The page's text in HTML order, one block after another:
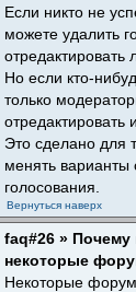
Если никто не
можете удалить
отредактировать
Но если кто-
только
отредактировать
Это сделано для
менять варианты
голосования.
Вернуться наверх
faq#26 » Почему
некоторые
Некоторые